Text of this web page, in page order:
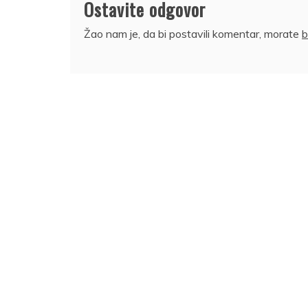
Ostavite odgovor
Žao nam je, da bi postavili komentar, morate